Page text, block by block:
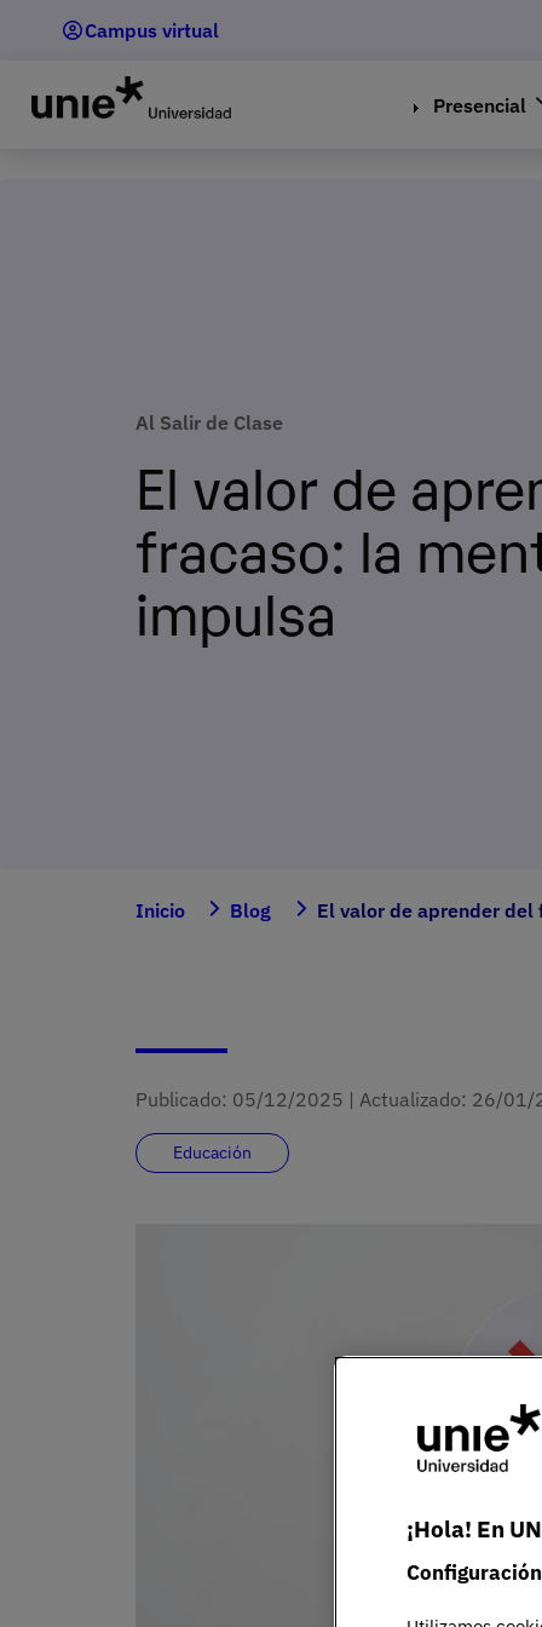
principal
Campus virtual
Presencial
Al Salir de Clase
El valor de
fracaso: la
impulsa
Inicio Blog El valor de aprender del
Publicado: 05/12/2025 | Actualizado: 26/01/
Educación
¡Hola! En